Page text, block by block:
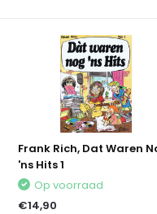
Frank Rich, Dat Waren
'ns Hits 1
Op voorraad
€14,90